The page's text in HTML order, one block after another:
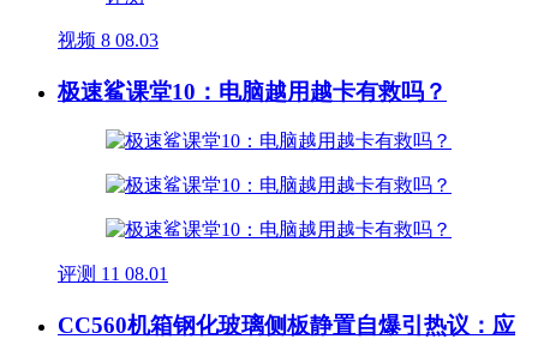
视频 8 08.03
极速鲨课堂10：电脑越用越卡有救吗？
评测 11 08.01
CC560机箱钢化玻璃侧板静置自爆引热议：应